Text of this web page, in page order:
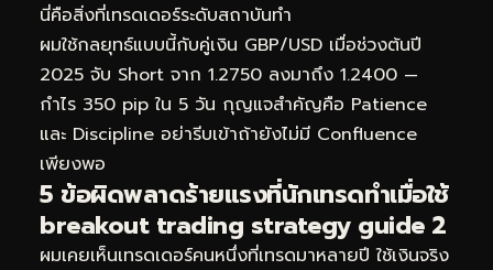
นี่คือสิ่งที่เทรดเดอร์ระดับสถาบันทำ
ผมใช้กลยุทธ์แบบนี้กับคู่เงิน GBP/USD เมื่อช่วงต้นปี
2025 จับ Short จาก 1.2750 ลงมาถึง 1.2400 —
กำไร 350 pip ใน 5 วัน กุญแจสำคัญคือ Patience
และ Discipline อย่ารีบเข้าถ้ายังไม่มี Confluence
เพียงพอ
5 ข้อผิดพลาดร้ายแรงที่นักเทรดทำเมื่อใช้
breakout trading strategy guide 2
ผมเคยเห็นเทรดเดอร์คนหนึ่งที่เทรดมาหลายปี ใช้เงินจริง